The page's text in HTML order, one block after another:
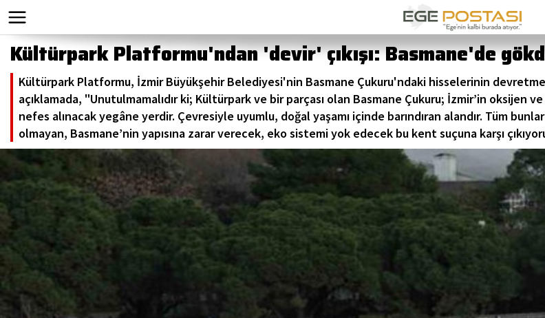
Kültürpark Platformu'ndan 'devir' çıkışı: Basmane'de
Kültürpark Platformu, İzmir Büyükşehir Belediyesi'nin Basmane Çukuru'ndaki hisselerinin
açıklamada, "Unutulmamalıdır ki; Kültürpark ve bir parçası olan Basmane Çukuru; İzmir’in
nefes alınacak yegâne yerdir. Çevresiyle uyumlu, doğal yaşamı içinde barındıran alandır. Tüm
olmayan, Basmane’nin yapısına zarar verecek, eko sistemi yok edecek bu kent suçuna karşı